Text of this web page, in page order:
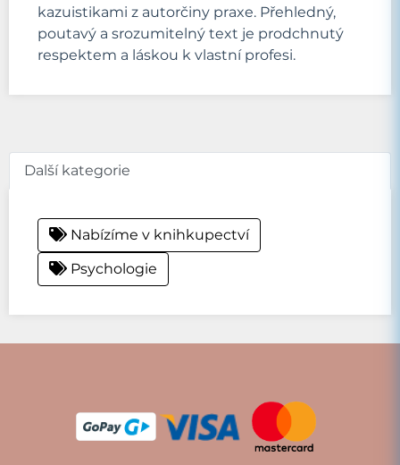
kazuistikami z autorčiny praxe. Přehledný,
poutavý a srozumitelný text je prodchnutý
respektem a láskou k vlastní profesi.
Další kategorie
Nabízíme v knihkupectví
Psychologie